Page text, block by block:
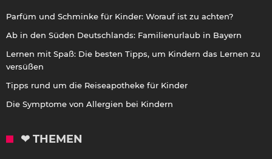
Parfüm und Schminke für Kinder: Worauf ist zu achten?
Ab in den Süden Deutschlands: Familienurlaub in Bayern
Lernen mit Spaß: Die besten Tipps, um Kindern das Lernen zu
versüßen
Tipps rund um die Reiseapotheke für Kinder
Die Symptome von Allergien bei Kindern
❤ THEMEN